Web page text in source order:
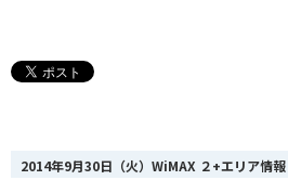
2014年9月30日（火）WiMAX ２+エリア情報